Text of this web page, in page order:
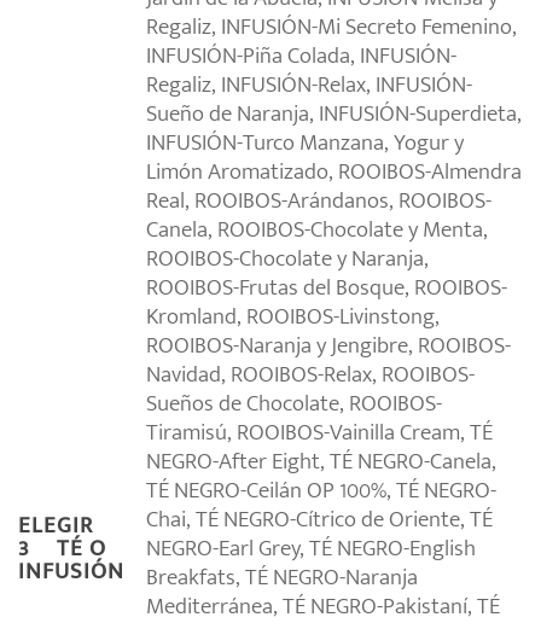
ELEGIR
3º TÉ O
INFUSIÓN
Regaliz, INFUSIÓN-Mi Secreto Femenino,
INFUSIÓN-Piña Colada, INFUSIÓN-
Regaliz, INFUSIÓN-Relax, INFUSIÓN-
Sueño de Naranja, INFUSIÓN-Superdieta,
INFUSIÓN-Turco Manzana, Yogur y
Limón Aromatizado, ROOIBOS-Almendra
Real, ROOIBOS-Arándanos, ROOIBOS-
Canela, ROOIBOS-Chocolate y Menta,
ROOIBOS-Chocolate y Naranja,
ROOIBOS-Frutas del Bosque, ROOIBOS-
Kromland, ROOIBOS-Livinstong,
ROOIBOS-Naranja y Jengibre, ROOIBOS-
Navidad, ROOIBOS-Relax, ROOIBOS-
Sueños de Chocolate, ROOIBOS-
Tiramisú, ROOIBOS-Vainilla Cream, TÉ
NEGRO-After Eight, TÉ NEGRO-Canela,
TÉ NEGRO-Ceilán OP 100%, TÉ NEGRO-
Chai, TÉ NEGRO-Cítrico de Oriente, TÉ
NEGRO-Earl Grey, TÉ NEGRO-English
Breakfats, TÉ NEGRO-Naranja
Mediterránea, TÉ NEGRO-Pakistaní, TÉ